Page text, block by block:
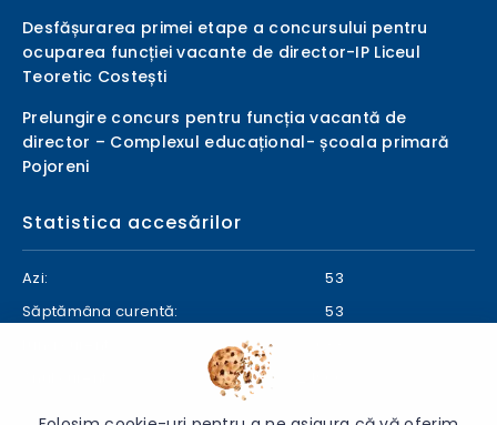
Desfășurarea primei etape a concursului pentru
ocuparea funcției vacante de director-IP Liceul
Teoretic Costești
Prelungire concurs pentru funcția vacantă de
director – Complexul educațional- școala primară
Pojoreni
Statistica accesărilor
Azi:
53
Săptămâna curentă:
53